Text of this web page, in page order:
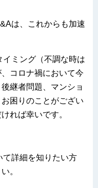
は、これからも加速
ミング（不調な時は
コロナ禍において今
継者問題、マンショ
困りのことがござい
れば幸いです。
て詳細を知りたい方
。